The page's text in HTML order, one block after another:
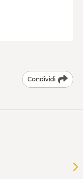
Condividi